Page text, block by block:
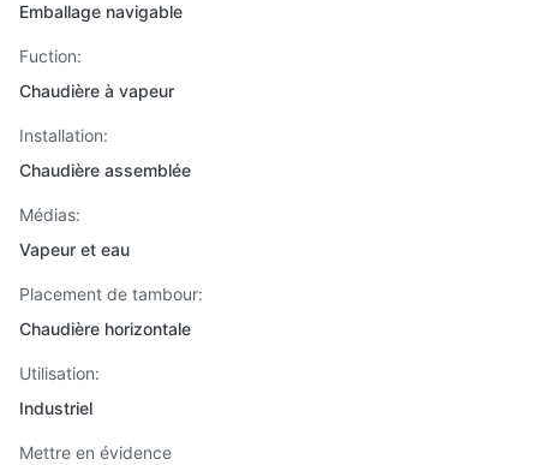
Emballage navigable
Fuction:
Chaudière à vapeur
Installation:
Chaudière assemblée
Médias:
Vapeur et eau
Placement de tambour:
Chaudière horizontale
Utilisation:
Industriel
Mettre en évidence